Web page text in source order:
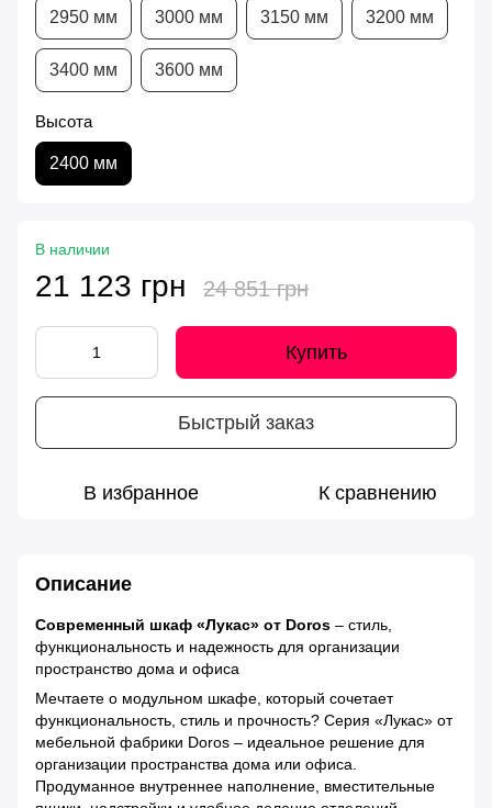
2950 мм 3000 мм 3150 мм 3200 мм
3400 мм 3600 мм
Высота
2400 мм
В наличии
21 123 грн 24 851 грн
Купить
Быстрый заказ
В избранное К сравнению
Описание
Современный шкаф «Лукас» от Doros – стиль,
функциональность и надежность для организации
пространство дома и офиса
Мечтаете о модульном шкафе, который сочетает
функциональность, стиль и прочность? Серия «Лукас» от
мебельной фабрики Doros – идеальное решение для
организации пространства дома или офиса.
Продуманное внутреннее наполнение, вместительные